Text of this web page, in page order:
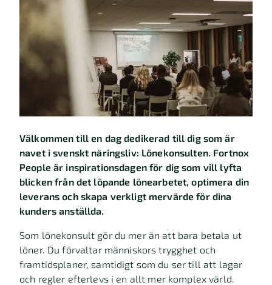
Om Fortnox
Kontakt
Välkommen till en dag dedikerad till dig som är
navet i svenskt näringsliv: Lönekonsulten. Fortnox
People är inspirationsdagen för dig som vill lyfta
blicken från det löpande lönearbetet, optimera din
leverans och skapa verkligt mervärde för dina
kunders anställda.
Som lönekonsult gör du mer än att bara betala ut
löner. Du förvaltar människors trygghet och
framtidsplaner, samtidigt som du ser till att lagar
och regler efterlevs i en allt mer komplex värld.